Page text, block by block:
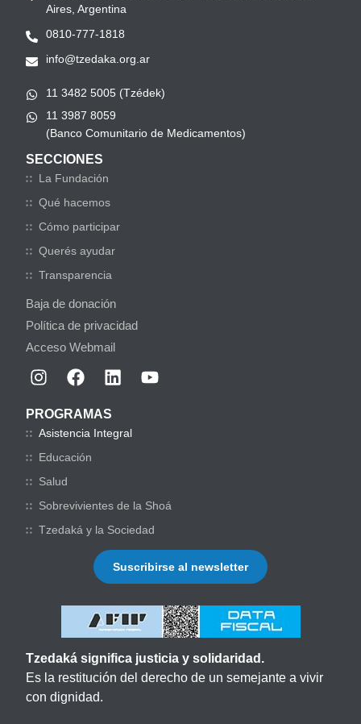
Aires, Argentina
0810-777-1818
info@tzedaka.org.ar
11 3482 5005 (Tzédek)
11 3987 8059
(Banco Comunitario de Medicamentos)
SECCIONES
La Fundación
Qué hacemos
Cómo participar
Querés ayudar
Transparencia
Baja de donación
Política de privacidad
Acceso Webmail
PROGRAMAS
Asistencia Integral
Educación
Salud
Sobrevivientes de la Shoá
Tzedaká y la Sociedad
Suscribirse al newsletter
Tzedaká significa justicia y solidaridad.
Es la restitución del derecho de un semejante a vivir
con dignidad.